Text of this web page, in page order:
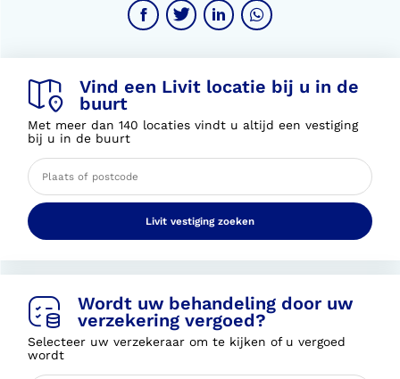
Vind een Livit locatie bij u in de
buurt
Met meer dan 140 locaties vindt u altijd een vestiging
bij u in de buurt
Livit vestiging zoeken
Wordt uw behandeling door uw
verzekering vergoed?
Selecteer uw verzekeraar om te kijken of u vergoed
wordt